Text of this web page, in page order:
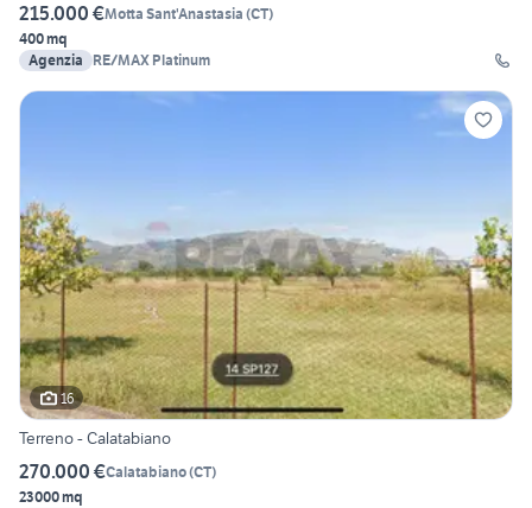
215.000 €Motta Sant'Anastasia (CT)
400 mq
Agenzia
RE/MAX Platinum
16
Terreno - Calatabiano
270.000 €Calatabiano(CT)
23000 mq